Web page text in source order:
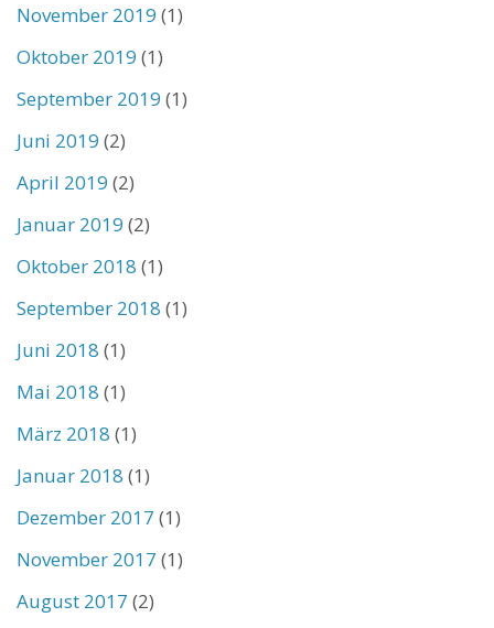
November 2019 (1)
Oktober 2019 (1)
September 2019 (1)
Juni 2019 (2)
April 2019 (2)
Januar 2019 (2)
Oktober 2018 (1)
September 2018 (1)
Juni 2018 (1)
Mai 2018 (1)
März 2018 (1)
Januar 2018 (1)
Dezember 2017 (1)
November 2017 (1)
August 2017 (2)